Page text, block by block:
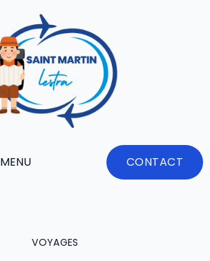
MENU CONTACT
VOYAGES